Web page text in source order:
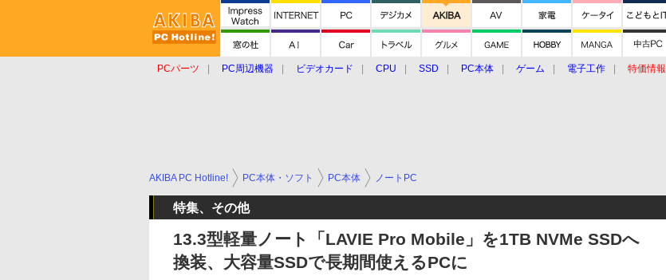
PCパーツ PC周辺機器 ビデオカード CPU SSD PC本体 ゲーム 電子工作 特価情報
AKIBA PC Hotline! PC本体・ソフト PC本体 ノートPC
特集、その他
13.3型軽量ノート「LAVIE Pro Mobile」を1TB NVMe SSDへ
換装、大容量SSDで長期間使えるPCに